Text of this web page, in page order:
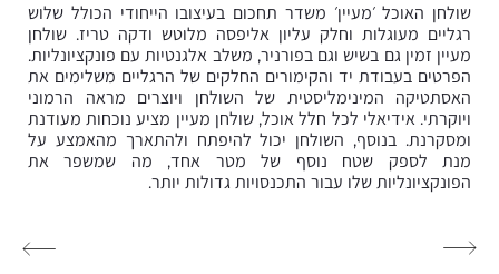
שולחן האוכל ׳מעיין׳ משדר תחכום בעיצובו הייחודי הכולל שלוש
רגליים מעוגלות וחלק עליון אליפסה מלוטש ודקה טריז. שולחן
מעיין זמין גם בשיש וגם בפורניר, משלב אלגנטיות עם פונקציונליות.
הפרטים בעבודת יד והקימורים החלקים של הרגליים משלימים את
האסתטיקה המינימליסטית של השולחן ויוצרים מראה הרמוני
ויוקרתי. אידיאלי לכל חלל אוכל, שולחן מעיין מציע נוכחות מעודנת
ומסקרנת. בנוסף, השולחן יכול להיפתח ולהתארך מהאמצע על
מנת לספק שטח נוסף של מטר אחד, מה שמשפר את
הפונקציונליות שלו עבור התכנסויות גדולות יותר.